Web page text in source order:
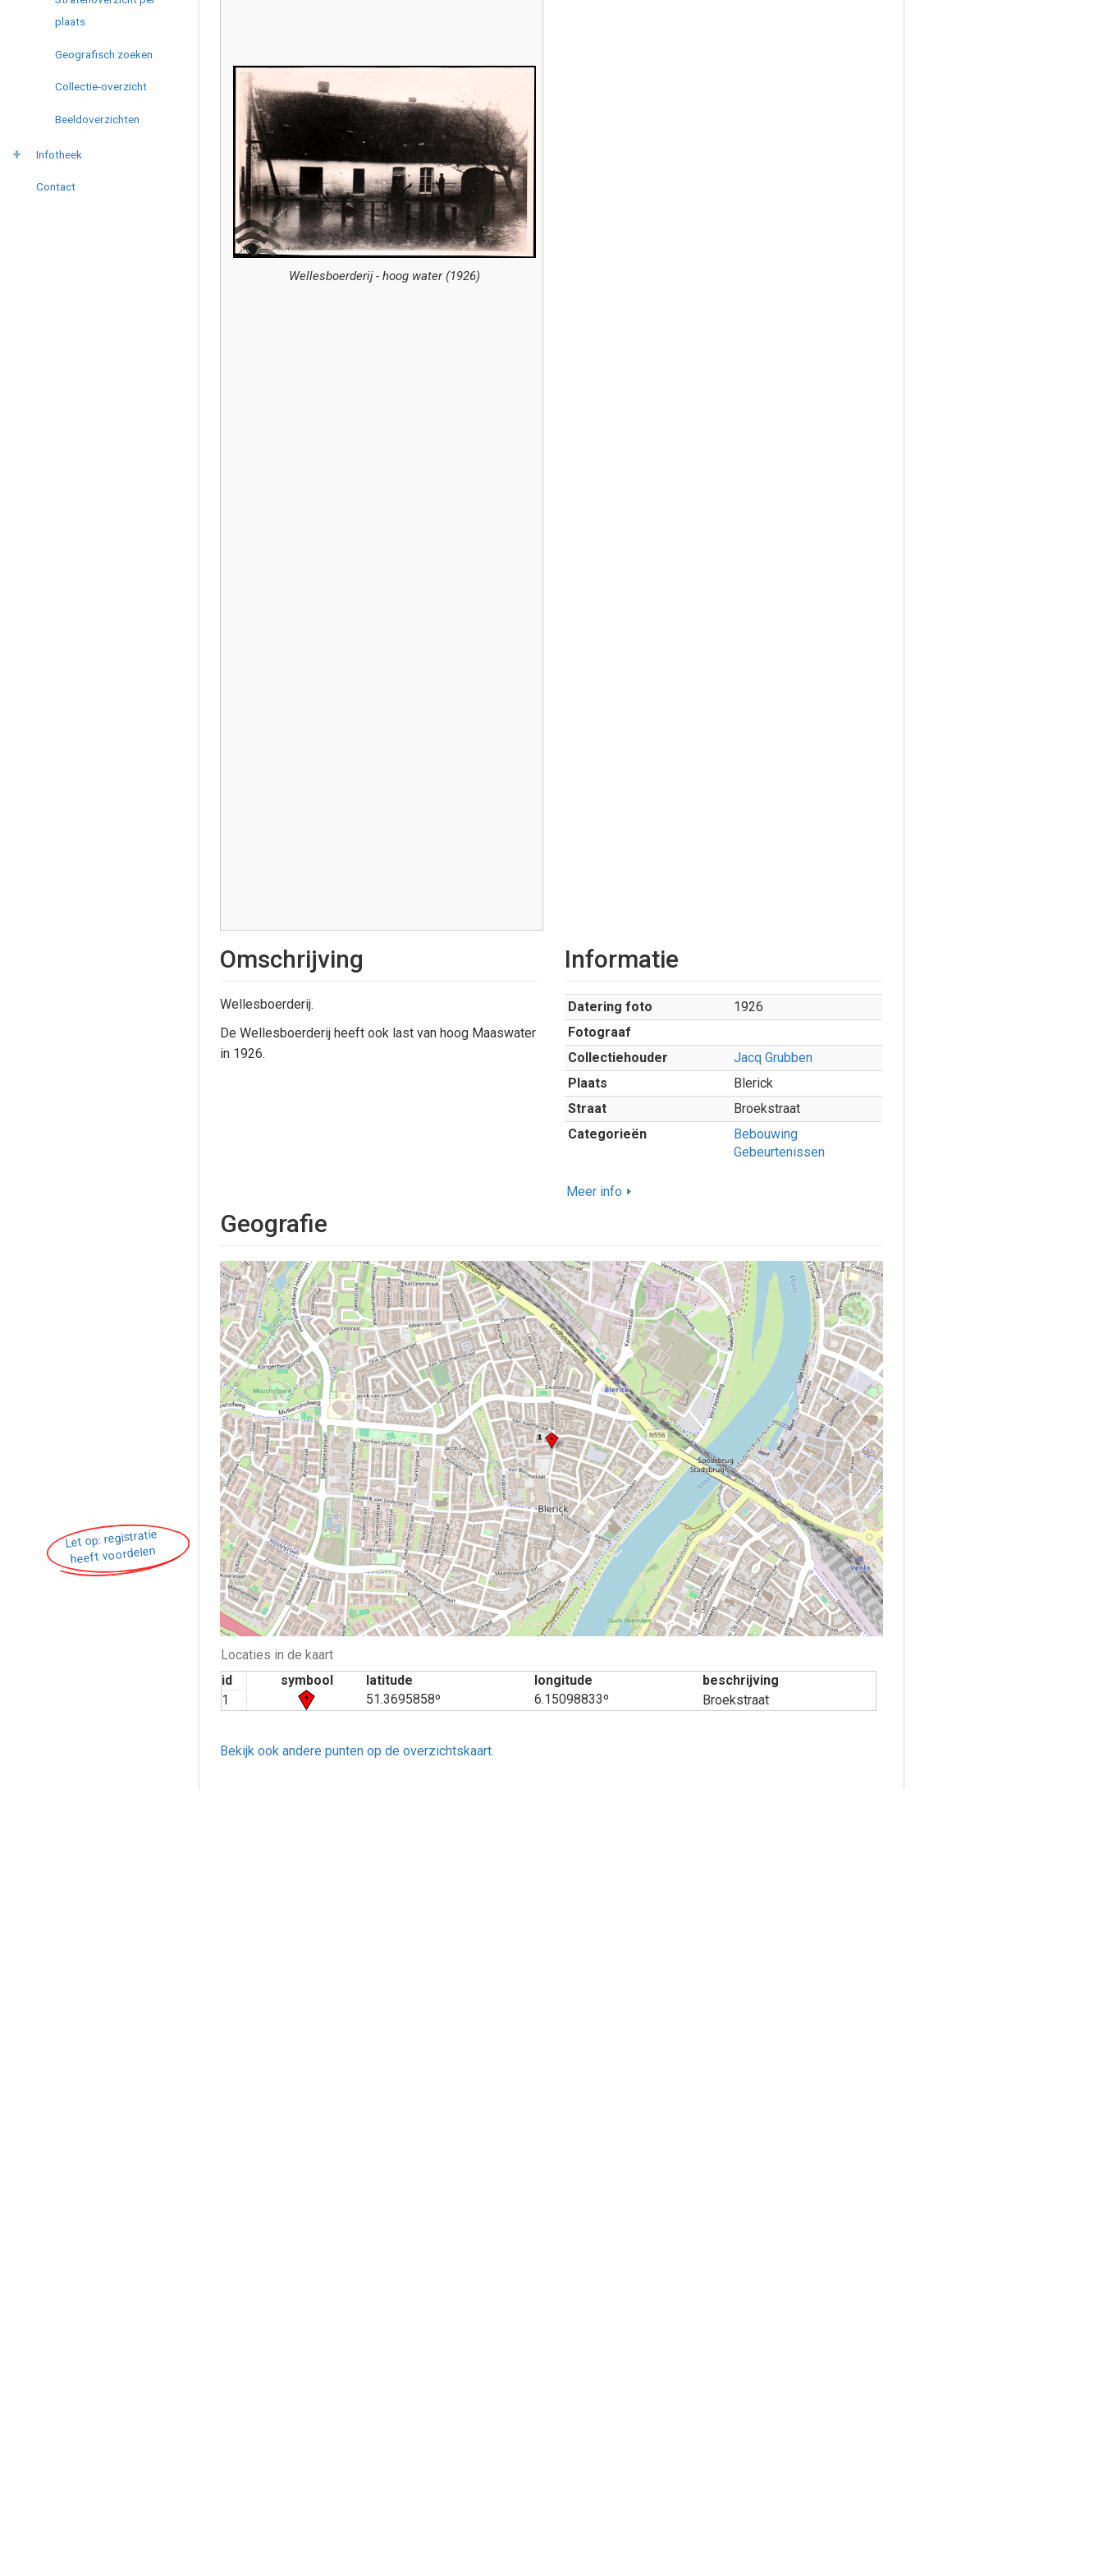
Let op: registratie
heeft voordelen
plaats
Geografisch zoeken
Collectie-overzicht
Beeldoverzichten
Infotheek
Contact
Wellesboerderij - hoog water (1926)
Omschrijving
Wellesboerderij.
De Wellesboerderij heeft ook last van hoog Maaswater
in 1926.
Informatie
Datering foto
1926
Fotograaf
Collectiehouder
Jacq Grubben
Plaats
Blerick
Straat
Broekstraat
Categorieën
Bebouwing
Gebeurtenissen
Meer info
Geografie
Locaties in de kaart
id
symbool latitude longitude
beschrijving
1
51.3695858º 6.15098833º Broekstraat
Bekijk ook andere punten op de overzichtskaart.